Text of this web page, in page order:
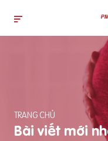
TRANG CHỦ
Bài viết mới